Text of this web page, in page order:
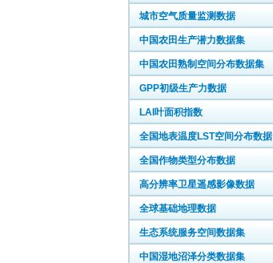
城市空气质量监测数据
中国农田生产潜力数据集
中国农田熟制空间分布数据集
GPP初级生产力数据
LAI叶面积指数
全国地表温度LST空间分布数据
全国作物类型分布数据
高分辨率卫星遥感影像数据
全球基础地理数据
生态系统服务空间数据集
中国湿地沼泽分类数据集